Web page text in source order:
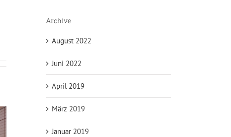
Archive
August 2022
Juni 2022
April 2019
März 2019
Januar 2019